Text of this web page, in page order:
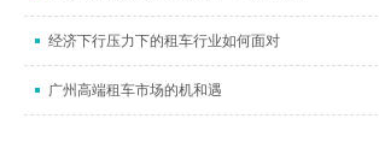
经济下行压力下的租车行业如何面对
广州高端租车市场的机和遇